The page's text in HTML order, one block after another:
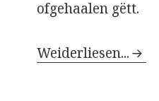
ofgehaalen gëtt.
Weiderliesen...